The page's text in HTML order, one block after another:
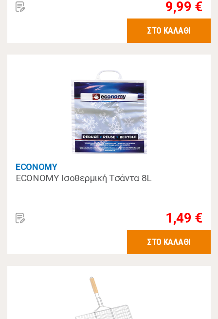
9,99 €
ΣΤΟ ΚΑΛΑΘΙ
ECONOMY
ECONOMY Ισοθερμική Τσάντα 8L
1,49 €
ΣΤΟ ΚΑΛΑΘΙ